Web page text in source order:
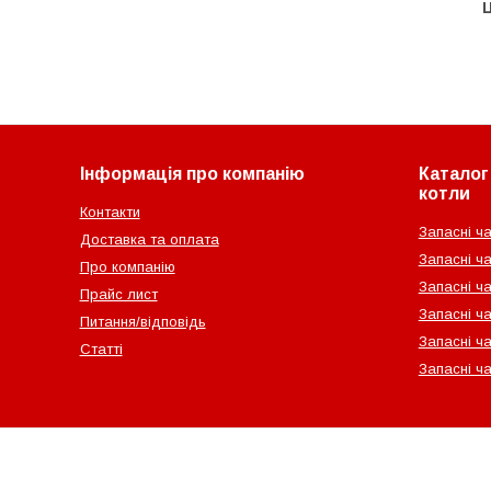
Інформація про компанію
Контакти
Доставка та оплата
Про компанію
Прайс лист
Питання/відповідь
Статті
котли
Запасні
Запасні
Запасні
Запасні
Запасні
Запасні